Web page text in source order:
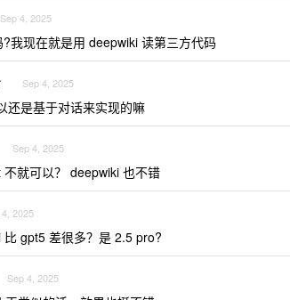
Sep 4, 2025
我现在就是用 deepwiki 读第三方代码
Sep 4, 2025
还是基于对话来实现的嘛
Sep 4, 2025
就可以？ deepwiki 也不错
2025
gpt5 差很多？是 2.5 pro?
Sep 4, 2025